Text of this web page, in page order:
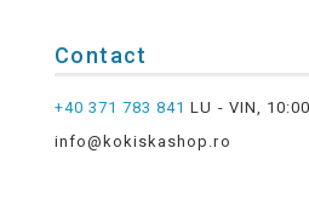
Contact
+40 371 783 841 LU - VIN,
info@kokiskashop.ro